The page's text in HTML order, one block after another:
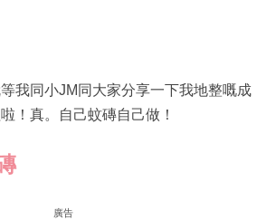
我同小JM同大家分享一下我地整嘅成
！真。自己蚊磚自己做！
廣告